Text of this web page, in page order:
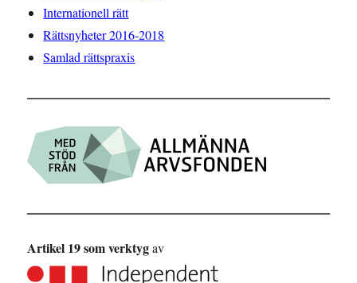
Internationell rätt
Rättsnyheter 2016-2018
Samlad rättspraxis
Artikel 19 som verktygav